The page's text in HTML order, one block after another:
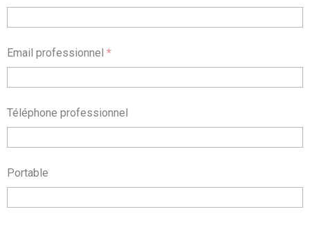
Email professionnel *
Téléphone professionnel
Portable